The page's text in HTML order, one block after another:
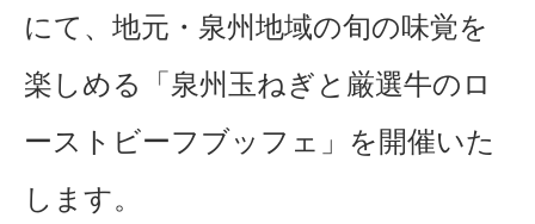
にて、地元・泉州地域の旬の味覚を
楽しめる「泉州玉ねぎと厳選牛のロ
ーストビーフブッフェ」を開催いた
します。